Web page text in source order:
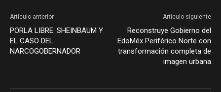
Artículo anterior
PORLA LIBRE: SHEINBAUM Y
EL CASO DEL
NARCOGOBERNADOR
Artículo siguiente
Reconstruye Gobierno del
EdoMéx Periférico Norte con
transformación completa de
imagen urbana